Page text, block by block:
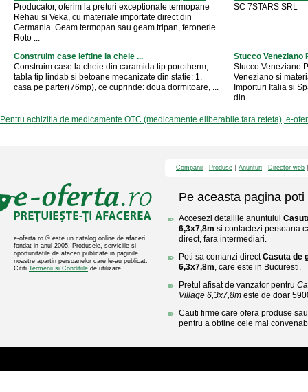
Producator, oferim la preturi exceptionale termopane
Rehau si Veka, cu materiale importate direct din
Germania. Geam termopan sau geam tripan, feronerie
Roto ...
SC 7STARS SRL
Construim case ieftine la cheie ...
Construim case la cheie din caramida tip porotherm,
tabla tip lindab si betoane mecanizate din statie: 1.
casa pe parter(76mp), ce cuprinde: doua dormitoare, ...
Stucco Veneziano
Stucco Veneziano
Veneziano si
Importuri Italia si
din ...
Pentru achizitia de medicamente OTC (medicamente eliberabile fara reteta), e-
e-oferta.ro ® este un catalog online de afaceri,
fondat in anul 2005. Produsele, serviciile si
oportunitatile de afaceri publicate in paginile
noastre apartin persoanelor care le-au publicat.
Cititi Termenii si Conditiile de utilizare.
Companii Produse Anunturi Director web
Pe aceasta pagina poti
Accesezi detaliile anuntului
6,3x7,8m si contactezi persoana
direct, fara intermediari.
Poti sa comanzi directCasuta de
6,3x7,8m, care este in Bucuresti.
Pretul afisat de vanzator pentru
Village 6,3x7,8m este de doar
Cauti firme care ofera produse
pentru a obtine cele mai